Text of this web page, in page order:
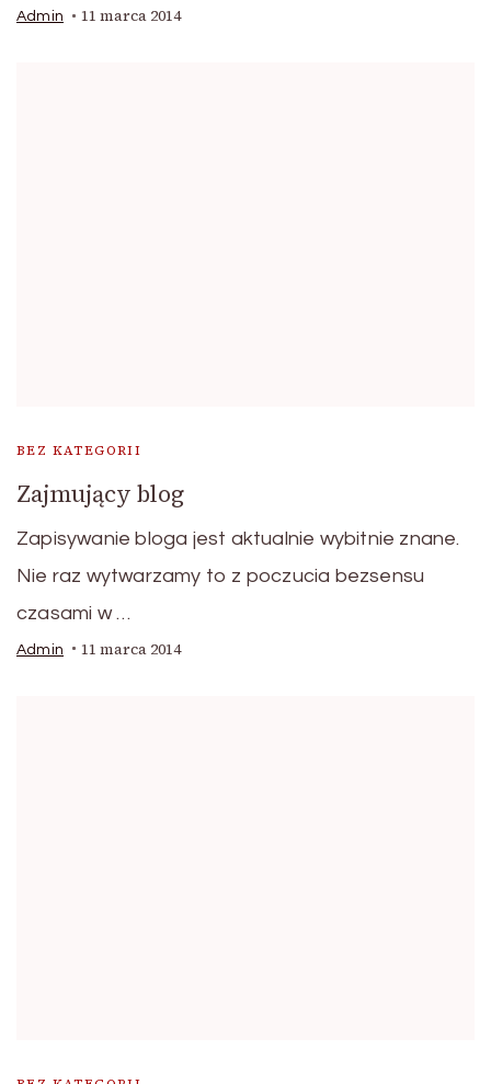
Admin 11 marca 2014
BEZ KATEGORII
Zajmujący blog
Zapisywanie bloga jest aktualnie wybitnie znane.
Nie raz wytwarzamy to z poczucia bezsensu
czasami w …
Admin 11 marca 2014